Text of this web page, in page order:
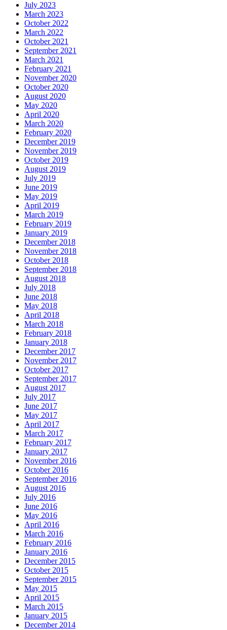
July 2023
March 2023
October 2022
March 2022
October 2021
September 2021
March 2021
February 2021
November 2020
October 2020
August 2020
May 2020
April 2020
March 2020
February 2020
December 2019
November 2019
October 2019
August 2019
July 2019
June 2019
May 2019
April 2019
March 2019
February 2019
January 2019
December 2018
November 2018
October 2018
September 2018
August 2018
July 2018
June 2018
May 2018
April 2018
March 2018
February 2018
January 2018
December 2017
November 2017
October 2017
September 2017
August 2017
July 2017
June 2017
May 2017
April 2017
March 2017
February 2017
January 2017
November 2016
October 2016
September 2016
August 2016
July 2016
June 2016
May 2016
April 2016
March 2016
February 2016
January 2016
December 2015
October 2015
September 2015
May 2015
April 2015
March 2015
January 2015
December 2014